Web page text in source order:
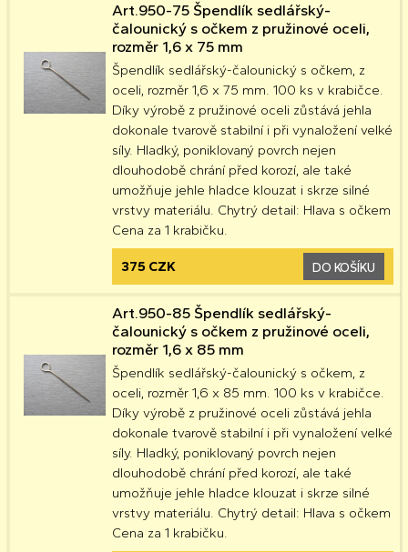
Art.950-75 Špendlík sedlářský-
čalounický s očkem z pružinové oceli,
rozměr 1,6 x 75 mm
Špendlík sedlářský-čalounický s očkem, z
oceli, rozměr 1,6 x 75 mm. 100 ks v krabičce.
Díky výrobě z pružinové oceli zůstává jehla
dokonale tvarově stabilní i při vynaložení velké
síly. Hladký, poniklovaný povrch nejen
dlouhodobě chrání před korozí, ale také
umožňuje jehle hladce klouzat i skrze silné
vrstvy materiálu. Chytrý detail: Hlava s očkem
Cena za 1 krabičku.
375 CZK DO KOŠÍKU
Art.950-85 Špendlík sedlářský-
čalounický s očkem z pružinové oceli,
rozměr 1,6 x 85 mm
Špendlík sedlářský-čalounický s očkem, z
oceli, rozměr 1,6 x 85 mm. 100 ks v krabičce.
Díky výrobě z pružinové oceli zůstává jehla
dokonale tvarově stabilní i při vynaložení velké
síly. Hladký, poniklovaný povrch nejen
dlouhodobě chrání před korozí, ale také
umožňuje jehle hladce klouzat i skrze silné
vrstvy materiálu. Chytrý detail: Hlava s očkem
Cena za 1 krabičku.